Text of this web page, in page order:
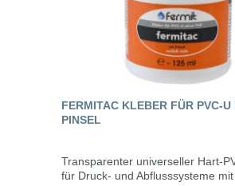
FERMITAC KLEBER FÜR PVC-U
PINSEL
Transparenter universeller Hart-
für Druck- und Abflusssysteme mit